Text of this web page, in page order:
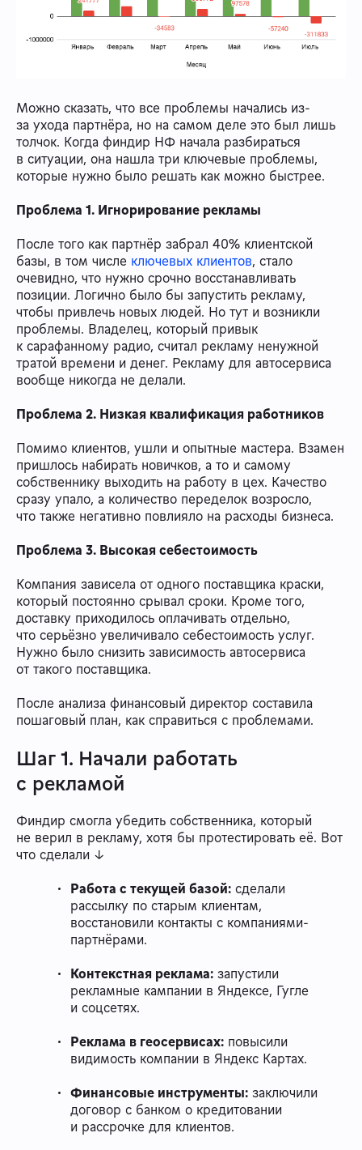
Можно сказать, что все проблемы начались из-
за ухода партнёра, но на самом деле это был лишь
толчок. Когда финдир НФ начала разбираться
в ситуации, она нашла три ключевые проблемы,
которые нужно было решать как можно быстрее.
Проблема 1. Игнорирование рекламы
После того как партнёр забрал 40% клиентской
базы, в том числе ключевых клиентов, стало
очевидно, что нужно срочно восстанавливать
позиции. Логично было бы запустить рекламу,
чтобы привлечь новых людей. Но тут и возникли
проблемы. Владелец, который привык
к сарафанному радио, считал рекламу ненужной
тратой времени и денег. Рекламу для автосервиса
вообще никогда не делали.
Проблема 2. Низкая квалификация работников
Помимо клиентов, ушли и опытные мастера. Взамен
пришлось набирать новичков, а то и самому
собственнику выходить на работу в цех. Качество
сразу упало, а количество переделок возросло,
что также негативно повлияло на расходы бизнеса.
Проблема 3. Высокая себестоимость
Компания зависела от одного поставщика краски,
который постоянно срывал сроки. Кроме того,
доставку приходилось оплачивать отдельно,
что серьёзно увеличивало себестоимость услуг.
Нужно было снизить зависимость автосервиса
от такого поставщика.
После анализа финансовый директор составила
пошаговый план, как справиться с проблемами.
Шаг 1. Начали работать
с рекламой
Финдир смогла убедить собственника, который
не верил в рекламу, хотя бы протестировать её. Вот
что сделали ↓
Работа с текущей базой: сделали
рассылку по старым клиентам,
восстановили контакты с компаниями-
партнёрами.
Контекстная реклама: запустили
рекламные кампании в Яндексе, Гугле
и соцсетях.
Реклама в геосервисах: повысили
видимость компании в Яндекс Картах.
Финансовые инструменты: заключили
договор с банком о кредитовании
и рассрочке для клиентов.